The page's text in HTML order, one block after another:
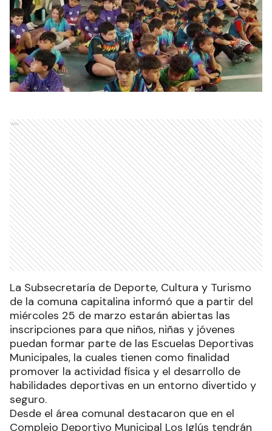
Ads
La Subsecretaría de Deporte, Cultura y Turismo
de la comuna capitalina informó que a partir del
miércoles 25 de marzo estarán abiertas las
inscripciones para que niños, niñas y jóvenes
puedan formar parte de las Escuelas Deportivas
Municipales, la cuales tienen como finalidad
promover la actividad física y el desarrollo de
habilidades deportivas en un entorno divertido y
seguro.
Desde el área comunal destacaron que en el
Complejo Deportivo Municipal Los Iglús tendrán